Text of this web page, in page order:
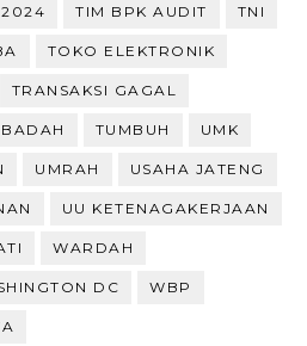
2024 TIM BPK AUDIT TNI
TOKO ELEKTRONIK
TRANSAKSI GAGAL
TUMBUH UMK
UMRAH USAHA JATENG
UU KETENAGAKERJAAN
WARDAH
DC WBP